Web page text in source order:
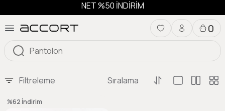
NET %50 İNDİRİM
0
Filtreleme Sıralama
%62 İndirim